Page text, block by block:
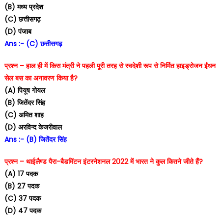
(B) मध्य प्रदेश
(C) छत्तीसगढ़
(D) पंजाब
Ans :- (C) छत्तीसगढ़
प्रश्न – हाल ही में किस मंत्री ने पहली पूरी तरह से स्वदेशी रूप से निर्मित हाइड्रोजन ईंधन
सेल बस का अनावरण किया है?
(A) पियूष गोयल
(B) जितेंदर सिंह
(C) अमित शाह
(D) अरविन्द केजरीवाल
Ans :- (B) जितेंदर सिंह
प्रश्न – थाईलैण्ड पैरा-बैडमिंटन इंटरनेशनल 2022 में भारत ने कुल कितने जीते हैं?
(A) 17 पदक
(B) 27 पदक
(C) 37 पदक
(D) 47 पदक